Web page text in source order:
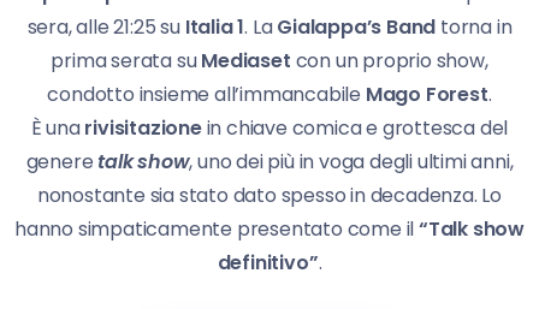
sera, alle 21:25 su Italia 1. LaGialappa’s Band torna in
prima serata suMediaset con un proprio show,
condotto insieme all’immancabile Mago Forest.
È unarivisitazionein chiave comica e grottesca del
genere talk show, uno dei più in voga degli ultimi anni,
nonostante sia stato dato spesso in decadenza. Lo
hanno simpaticamente presentato come il“Talk show
definitivo”.